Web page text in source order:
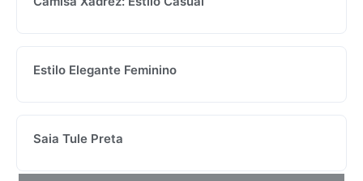
Estilo Elegante Feminino
Saia Tule Preta